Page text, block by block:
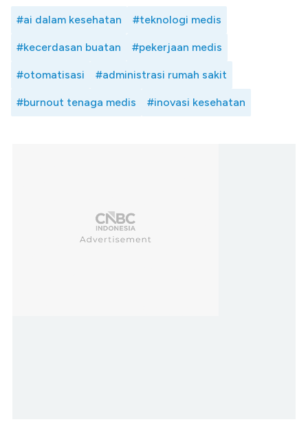
#ai dalam kesehatan #teknologi medis
#kecerdasan buatan #pekerjaan medis
#otomatisasi #administrasi rumah sakit
#burnout tenaga medis #inovasi kesehatan